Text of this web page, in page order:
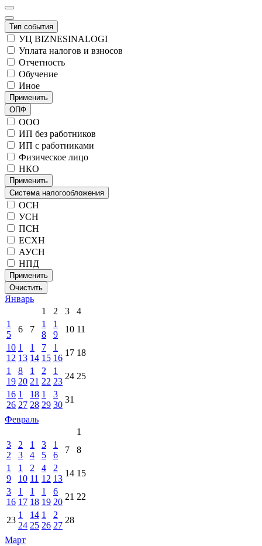
Тип события
УЦ BIZNESINALOGI
Уплата налогов и взносов
Отчетность
Обучение
Иное
Применить
ОПФ
ООО
ИП без работников
ИП с работниками
Физическое лицо
НКО
Применить
Система налогообложения
ОСН
УСН
ПСН
ЕСХН
АУСН
НПД
Применить
Очистить
Январь
1
2 3
4
1
5
6 7
1
8
1
9
10 11
10
12
1
13
1
14
7
15
1
16
17 18
1
19
8
20
1
21
2
22
1
23
24 25
16
26
1
27
18
28
1
29
3
30
31
Февраль
1
3
2
2
3
1
4
3
5
1
6
7
8
1
9
1
10
2
11
4
12
2
13
14 15
3
16
1
17
1
18
1
19
6
20
21 22
23
1
24
14
25
1
26
2
27
28
Март